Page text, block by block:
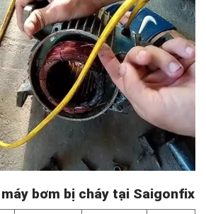
bơm bị cháy tại Saigonfix